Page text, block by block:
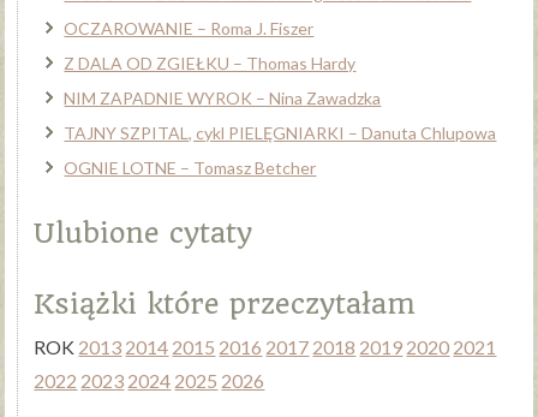
OCZAROWANIE – Roma J. Fiszer
Z DALA OD ZGIEŁKU – Thomas Hardy
NIM ZAPADNIE WYROK – Nina Zawadzka
TAJNY SZPITAL, cykl PIELĘGNIARKI – Danuta Chlupowa
OGNIE LOTNE – Tomasz Betcher
Ulubione cytaty
Książki które przeczytałam
ROK 2013 2014 2015 2016 2017 2018 2019 2020 2021
2022 2023 2024 2025 2026